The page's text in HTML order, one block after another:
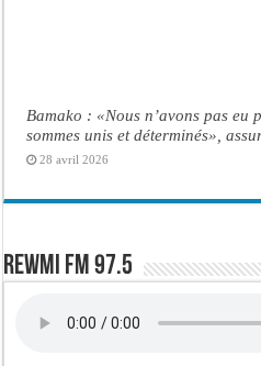
Bamako : «Nous n’avons pas
sommes unis et déterminés»,
28 avril 2026
Rewmi FM 97.5